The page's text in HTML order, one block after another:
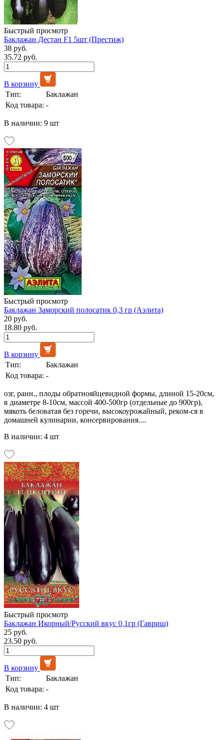
Быстрый просмотр
Баклажан Дестан F1 5шт (Престиж)
38 руб.
35.72 руб.
В корзину
Тип:
Баклажан
Код товара: -
В наличии: 9 шт
Быстрый просмотр
Баклажан Заморский полосатик 0,3 гр (Аэлита)
20 руб.
18.80 руб.
В корзину
Тип:
Баклажан
Код товара: -
озг, ранн., плоды обратнояйцевидной формы, длиной 15-20см,
в диаметре 8-10см, массой 400-500гр (отдельные до 900гр),
мякоть беловатая без горечи, высокоурожайный, реком-ся в
домашней кулинарии, консервирования....
В наличии: 4 шт
Быстрый просмотр
Баклажан Икорный/Русский вкус 0,1гр (Гавриш)
25 руб.
23.50 руб.
В корзину
Тип:
Баклажан
Код товара: -
В наличии: 4 шт